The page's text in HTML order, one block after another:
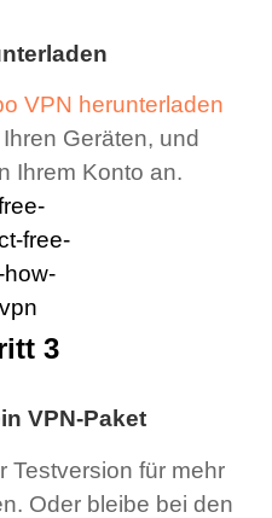
VPN herunterladen
Geräten, und
Ihrem Konto an.
VPN-Paket
Testversion für mehr
Oder bleibe bei den
3